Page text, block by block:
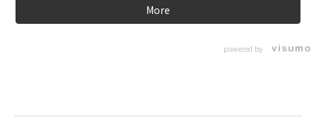
More
powered by